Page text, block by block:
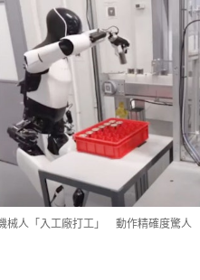
械人「入工廠打工」 動作精確度驚人